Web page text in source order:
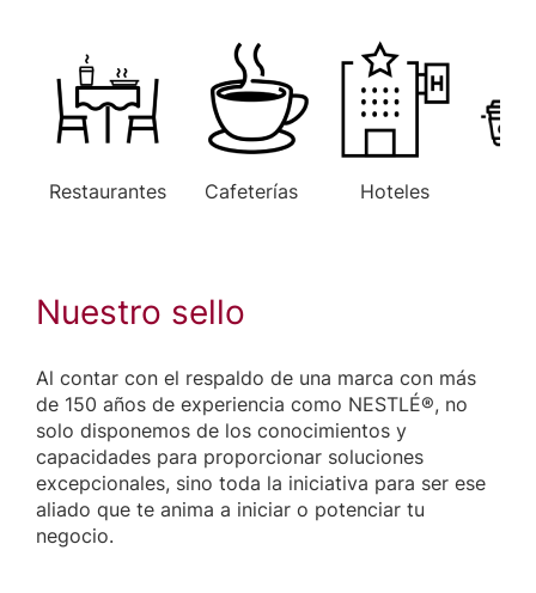
Restaurantes Cafeterías Hoteles
Nuestro sello
Al contar con el respaldo de una marca con más
de 150 años de experiencia como NESTLÉ®, no
solo disponemos de los conocimientos y
capacidades para proporcionar soluciones
excepcionales, sino toda la iniciativa para ser ese
aliado que te anima a iniciar o potenciar tu
negocio.